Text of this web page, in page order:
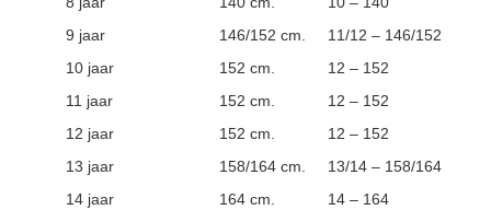
9 jaar
146/152 cm.
11/12 – 146/152
10 jaar
152 cm.
12 – 152
11 jaar
152 cm.
12 – 152
12 jaar
152 cm.
12 – 152
13 jaar
158/164 cm.
13/14 – 158/164
14 jaar
164 cm.
14 – 164